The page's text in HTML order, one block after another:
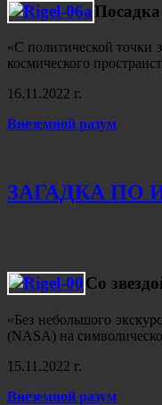
«С политической точки
космического
16.11.2022 г.
Внеземной разум
ЗАГАДКА ПО
Со
«Без небольшого
(NASA) на
15.11.2022 г.
Внеземной разум